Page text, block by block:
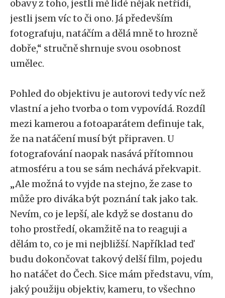
obavy z toho, jestli mě lidé nějak netřídí,
jestli jsem víc to či ono. Já především
fotografuju, natáčím a dělá mně to hrozně
dobře,“ stručně shrnuje svou osobnost
umělec.
Pohled do objektivu je autorovi tedy víc než
vlastní a jeho tvorba o tom vypovídá. Rozdíl
mezi kamerou a fotoaparátem definuje tak,
že na natáčení musí být připraven. U
fotografování naopak nasává přítomnou
atmosféru a tou se sám nechává překvapit.
„Ale možná to vyjde na stejno, že zase to
může pro diváka být poznání tak jako tak.
Nevím, co je lepší, ale když se dostanu do
toho prostředí, okamžitě na to reaguji a
dělám to, co je mi nejbližší. Například teď
budu dokončovat takový delší film, pojedu
ho natáčet do Čech. Sice mám představu, vím,
jaký použiju objektiv, kameru, to všechno